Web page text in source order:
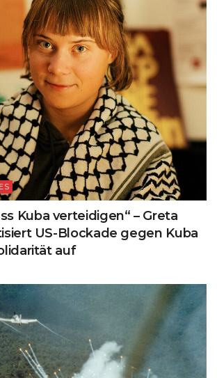
Kuba verteidigen“ – Greta
US-Blockade gegen Kuba
auf